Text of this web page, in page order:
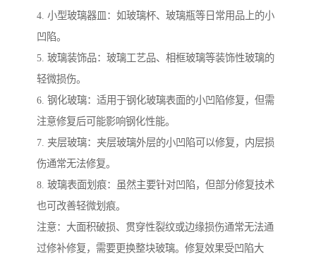
4. 小型玻璃器皿：如玻璃杯、玻璃瓶等日常用品上的小
凹陷。
5. 玻璃装饰品：玻璃工艺品、相框玻璃等装饰性玻璃的
轻微损伤。
6. 钢化玻璃：适用于钢化玻璃表面的小凹陷修复，但需
注意修复后可能影响钢化性能。
7. 夹层玻璃：夹层玻璃外层的小凹陷可以修复，内层损
伤通常无法修复。
8. 玻璃表面划痕：虽然主要针对凹陷，但部分修复技术
也可改善轻微划痕。
注意：大面积破损、贯穿性裂纹或边缘损伤通常无法通
过修补修复，需要更换整块玻璃。修复效果受凹陷大